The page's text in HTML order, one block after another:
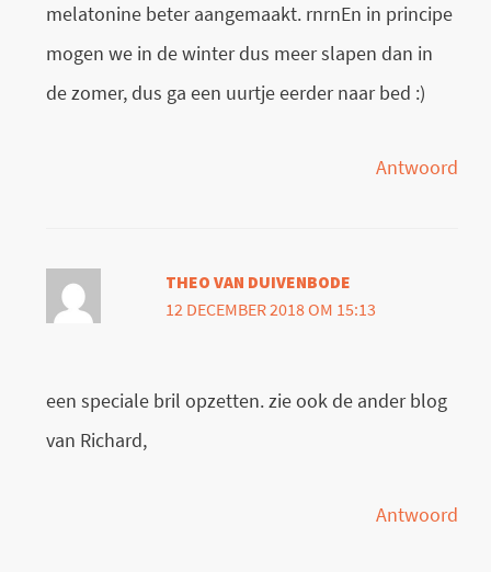
melatonine beter aangemaakt. rnrnEn in principe
mogen we in de winter dus meer slapen dan in
de zomer, dus ga een uurtje eerder naar bed :)
Antwoord
THEO VAN DUIVENBODE
12 DECEMBER 2018 OM 15:13
een speciale bril opzetten. zie ook de ander blog
van Richard,
Antwoord